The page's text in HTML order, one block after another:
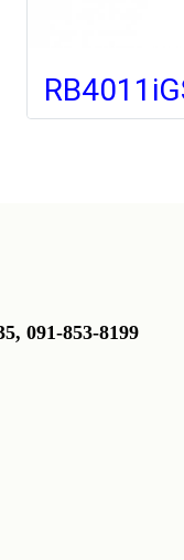
091-853-8199